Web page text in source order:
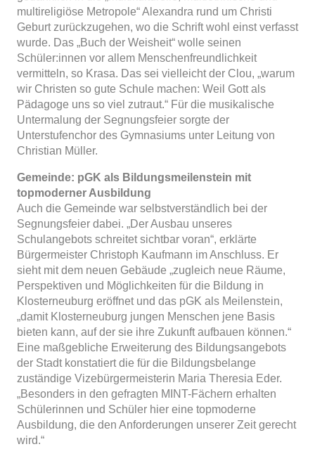
multireligiöse Metropole“ Alexandra rund um Christi
Geburt zurückzugehen, wo die Schrift wohl einst verfasst
wurde. Das „Buch der Weisheit“ wolle seinen
Schüler:innen vor allem Menschenfreundlichkeit
vermitteln, so Krasa. Das sei vielleicht der Clou, „warum
wir Christen so gute Schule machen: Weil Gott als
Pädagoge uns so viel zutraut.“ Für die musikalische
Untermalung der Segnungsfeier sorgte der
Unterstufenchor des Gymnasiums unter Leitung von
Christian Müller.
Gemeinde: pGK als Bildungsmeilenstein mit
topmoderner Ausbildung
Auch die Gemeinde war selbstverständlich bei der
Segnungsfeier dabei. „Der Ausbau unseres
Schulangebots schreitet sichtbar voran“, erklärte
Bürgermeister Christoph Kaufmann im Anschluss. Er
sieht mit dem neuen Gebäude „zugleich neue Räume,
Perspektiven und Möglichkeiten für die Bildung in
Klosterneuburg eröffnet und das pGK als Meilenstein,
„damit Klosterneuburg jungen Menschen jene Basis
bieten kann, auf der sie ihre Zukunft aufbauen können.“
Eine maßgebliche Erweiterung des Bildungsangebots
der Stadt konstatiert die für die Bildungsbelange
zuständige Vizebürgermeisterin Maria Theresia Eder.
„Besonders in den gefragten MINT-Fächern erhalten
Schülerinnen und Schüler hier eine topmoderne
Ausbildung, die den Anforderungen unserer Zeit gerecht
wird.“